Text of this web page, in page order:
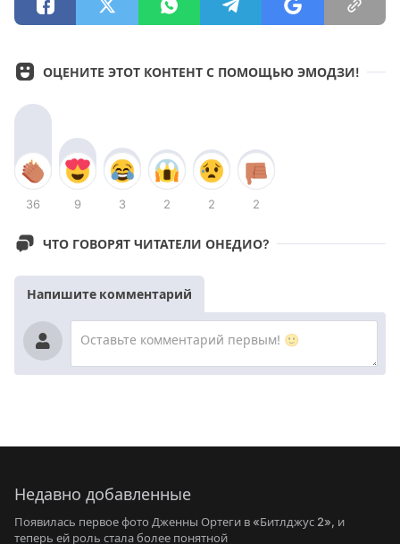
ОЦЕНИТЕ ЭТОТ КОНТЕНТ С ПОМОЩЬЮ ЭМОДЗИ!
36 9 3 2 2 2
ЧТО ГОВОРЯТ ЧИТАТЕЛИ ОНЕДИО?
Напишите комментарий
Недавно добавленные
Появилась первое фото Дженны Ортеги в «Битлджус 2», и
теперь ей роль стала более понятной